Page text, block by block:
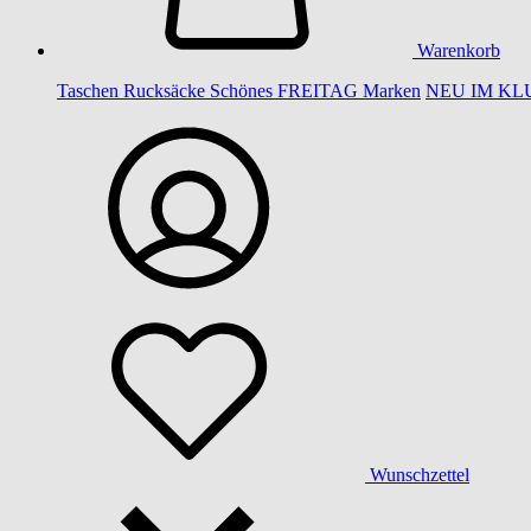
Warenkorb
Taschen Rucksäcke Schönes FREITAG Marken NEU IM
Wunschzettel